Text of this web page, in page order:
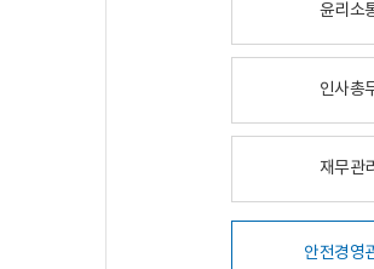
윤리소
인사총
재무관
안전경영